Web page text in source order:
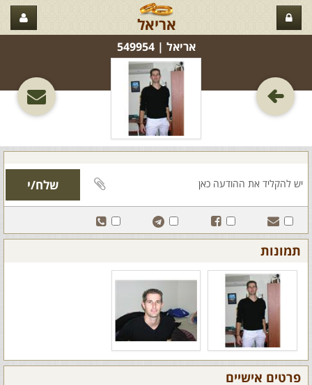
אריאל
אריאל‏ | 549954
תמונות
פרטים אישיים